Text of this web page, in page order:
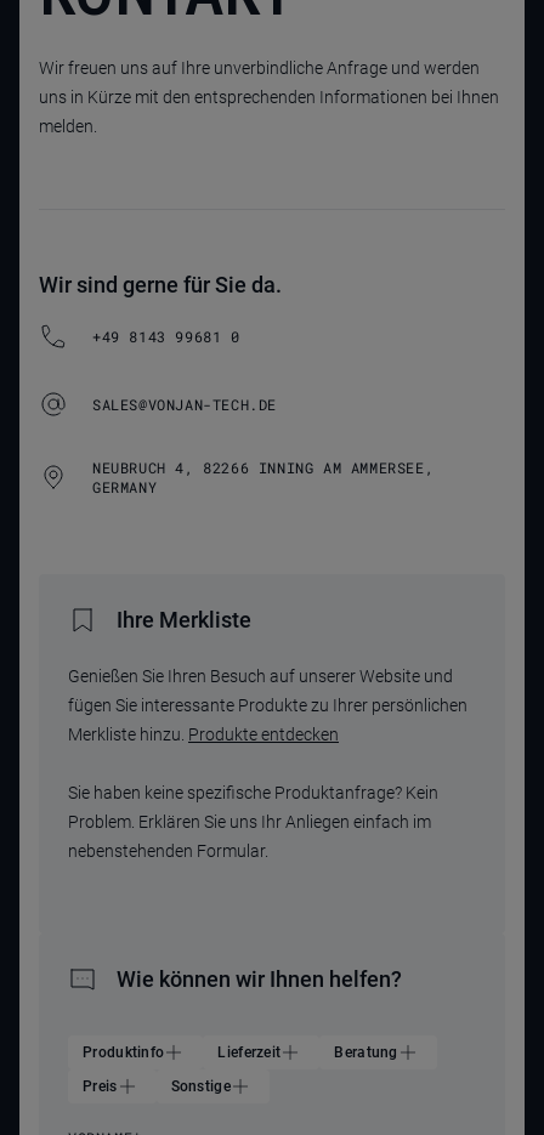
Wir freuen uns auf Ihre unverbindliche Anfrage und werden
uns in Kürze mit den entsprechenden Informationen bei Ihnen
melden.
Wir sind gerne für Sie da.
+49 8143 99681 0
SALES@VONJAN-TECH.DE
NEUBRUCH 4, 82266 INNING AM AMMERSEE,
GERMANY
Ihre Merkliste
Genießen Sie Ihren Besuch auf unserer Website und
fügen Sie interessante Produkte zu Ihrer persönlichen
Merkliste hinzu. Produkte entdecken
Sie haben keine spezifische Produktanfrage? Kein
Problem. Erklären Sie uns Ihr Anliegen einfach im
nebenstehenden Formular.
Wie können wir Ihnen helfen?
Produktinfo Lieferzeit
Beratung
Preis
Sonstige